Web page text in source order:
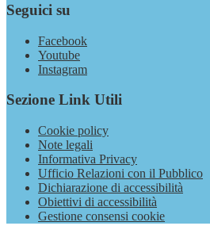
Seguici su
Facebook
Youtube
Instagram
Sezione Link Utili
Cookie policy
Note legali
Informativa Privacy
Ufficio Relazioni con il Pubblico
Dichiarazione di accessibilità
Obiettivi di accessibilità
Gestione consensi cookie